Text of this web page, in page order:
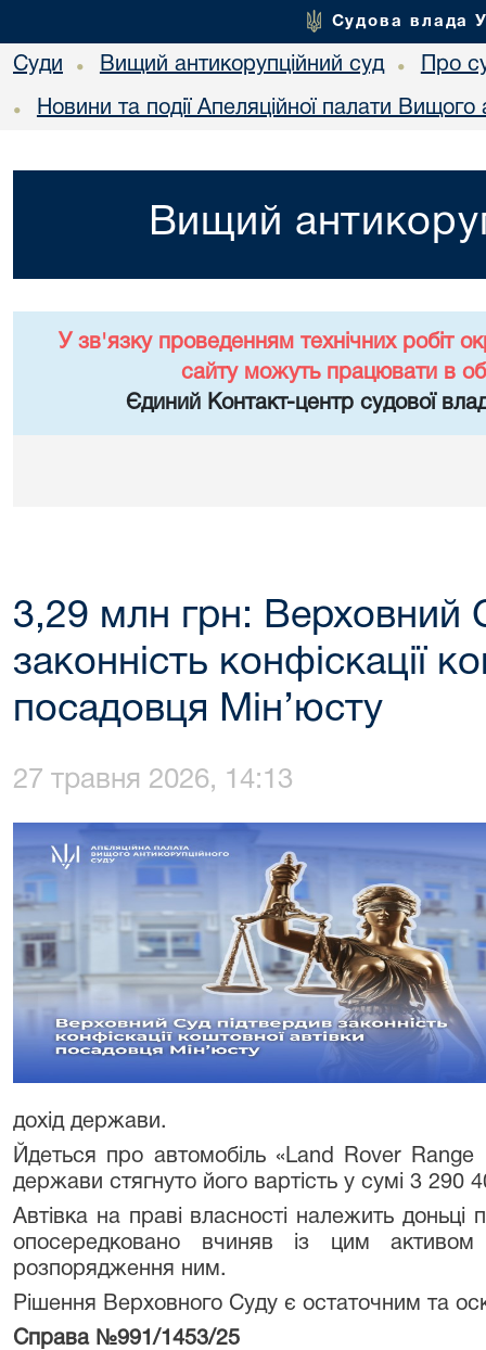
Судова влада
Суди • Вищий антикорупційний суд • Про
• Новини та події Апеляційної палати Вищого
Вищий
У зв'язку проведенням технічних робіт
сайту можуть працювати в
Єдиний Контакт-центр судової
3,29 млн грн: Верховний
законність конфіскації
посадовця Мін’юсту
27 травня 2026, 14:13
дохід держави.
Йдеться про автомобіль «Land Rover
держави стягнуто його вартість у сумі 3 290
Автівка на праві власності належить
опосередковано вчиняв із цим
розпорядження ним.
Рішення Верховного Суду є остаточним та
Справа №991/1453/25